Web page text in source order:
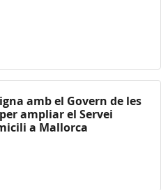
amb el Govern de les
ampliar el Servei
a Mallorca